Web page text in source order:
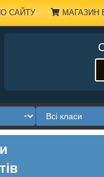
САЙТУ МАГАЗИН